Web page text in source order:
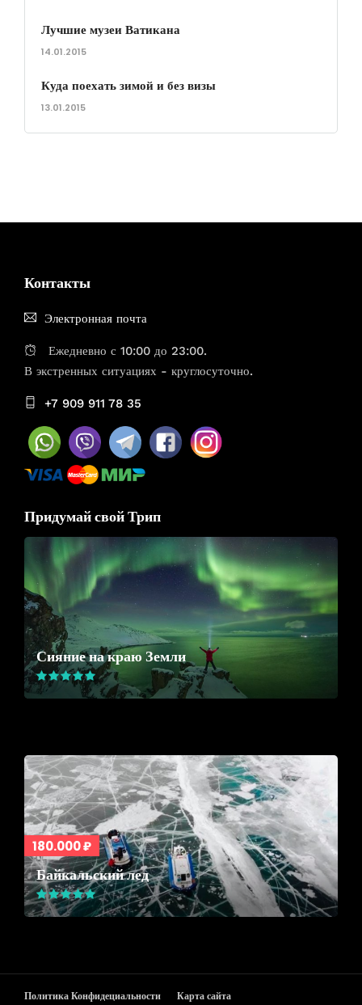
Лучшие музеи Ватикана
14.01.2015
Куда поехать зимой и без визы
13.01.2015
Контакты
Электронная почта
Ежедневно с 10:00 до 23:00.
В экстренных ситуациях - круглосуточно.
+7 909 911 78 35
Придумай свой Трип
Сияние на краю Земли
180.000 ₽
Байкальский лед
Политика Конфидециальности Карта сайта